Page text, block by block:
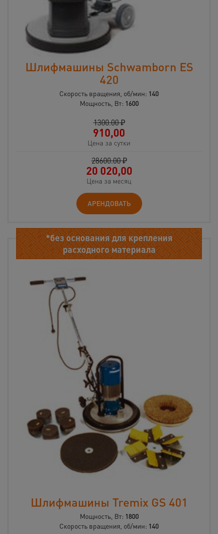
Шлифмашины Schwamborn ES
420
Скорость вращения, об/мин: 140
Мощность, Вт: 1600
1300.00 ₽
910,00
Цена за сутки
28600.00 ₽
20 020,00
Цена за месяц
АРЕНДОВАТЬ
*без основания для крепления
расходного материала
Шлифмашины Tremix GS 401
Мощность, Вт: 1800
Скорость вращения, об/мин: 140